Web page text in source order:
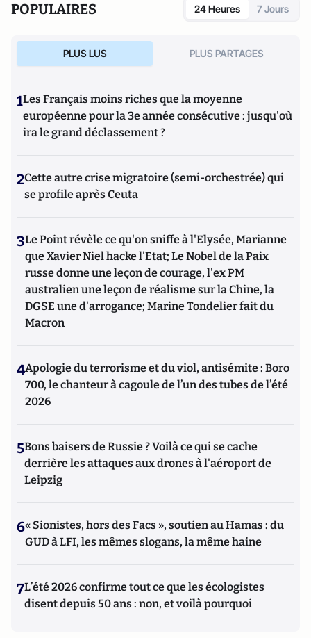
POPULAIRES 24 Heures 7 Jours
PLUS LUS PLUS PARTAGES
1Les Français moins riches que la moyenne
européenne pour la 3e année consécutive : jusqu'où
ira le grand déclassement ?
2Cette autre crise migratoire (semi-orchestrée) qui
se profile après Ceuta
3Le Point révèle ce qu'on sniffe à l'Elysée, Marianne
que Xavier Niel hacke l'Etat; Le Nobel de la Paix
russe donne une leçon de courage, l'ex PM
australien une leçon de réalisme sur la Chine, la
DGSE une d'arrogance; Marine Tondelier fait du
Macron
4Apologie du terrorisme et du viol, antisémite : Boro
700, le chanteur à cagoule de l’un des tubes de l’été
2026
5Bons baisers de Russie ? Voilà ce qui se cache
derrière les attaques aux drones à l'aéroport de
Leipzig
6« Sionistes, hors des Facs », soutien au Hamas : du
GUD à LFI, les mêmes slogans, la même haine
7L’été 2026 confirme tout ce que les écologistes
disent depuis 50 ans : non, et voilà pourquoi